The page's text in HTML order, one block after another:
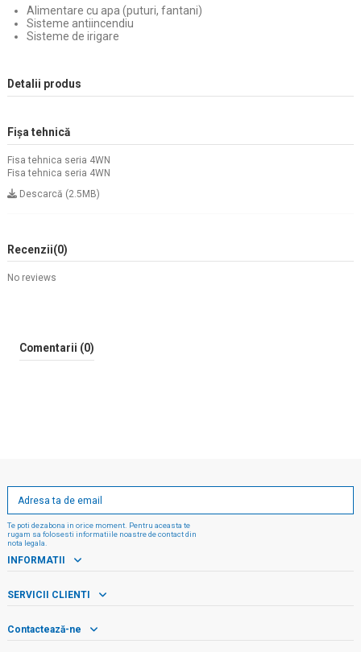
Alimentare cu apa (puturi, fantani)
Sisteme antiincendiu
Sisteme de irigare
Detalii produs
Fișa tehnică
Fisa tehnica seria 4WN
Fisa tehnica seria 4WN
Descarcă (2.5MB)
Recenzii(0)
No reviews
Comentarii (0)
Te poti dezabona in orice moment. Pentru aceasta te
rugam sa folosesti informatiile noastre de contact din
nota legala.
INFORMATII
SERVICII CLIENTI
Contactează-ne